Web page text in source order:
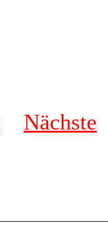
Nächste